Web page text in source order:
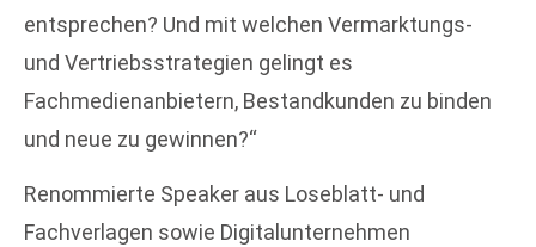
entsprechen? Und mit welchen Vermarktungs-
und Vertriebsstrategien gelingt es
Fachmedienanbietern, Bestandkunden zu binden
und neue zu gewinnen?“
Renommierte Speaker aus Loseblatt- und
Fachverlagen sowie Digitalunternehmen